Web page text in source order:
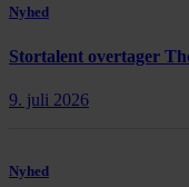
Nyhed
Stortalent overtager
9. juli 2026
Nyhed